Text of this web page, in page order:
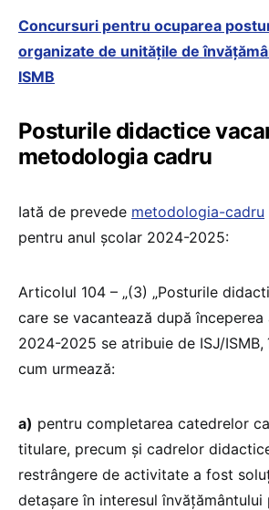
Concursuri pentru ocuparea
organizate de unitățile de
ISMB
Posturile didactice
metodologia cadru
Iată de prevede metodologia-cadru
pentru anul școlar 2024-2025:
Articolul 104 – „(3) „Posturile
care se vacantează după începerea
2024-2025 se atribuie de ISJ/ISMB,
cum urmează:
a) pentru completarea catedrelor
titulare, precum și cadrelor
restrângere de activitate a fost
detașare în interesul învățământului